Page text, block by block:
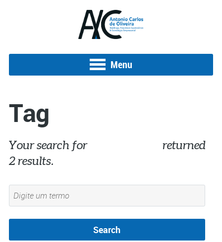
Menu
Tag
Your search for
returned
2 results.